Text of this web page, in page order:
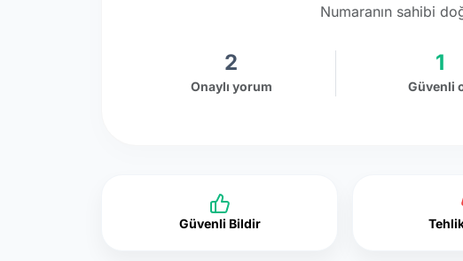
Numaranın sahibi
2
Onaylı yorum
1
Güvenli
Güvenli Bildir